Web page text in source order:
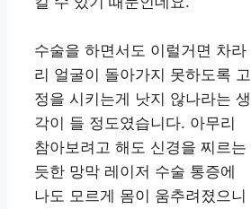
수술을 하면서도 이럴거면 차라
리 얼굴이 돌아가지 못하도록 고
정을 시키는게 낫지 않나라는 생
각이 들 정도였습니다. 아무리
참아보려고 해도 신경을 찌르는
듯한 망막 레이저 수술 통증에
나도 모르게 몸이 움추려졌으니